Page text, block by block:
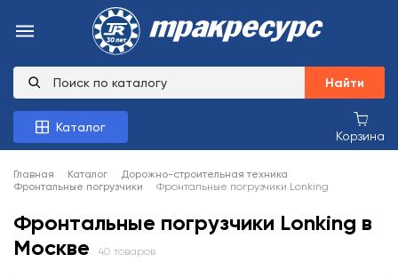
Найти
Каталог
Корзина
Главная Каталог
Дорожно-строительная техника
Фронтальные погрузчики
Фронтальные погрузчики Lonking
Фронтальные погрузчики Lonking в
Москве
40 товаров